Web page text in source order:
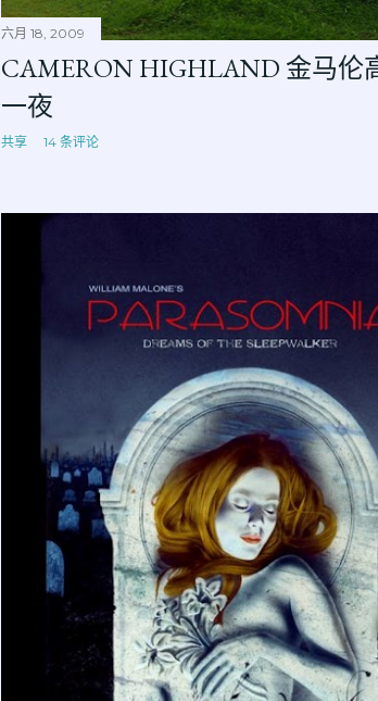
六月 18, 2009
CAMERON HIGHLAND 金马伦
一夜
共享 14 条评论